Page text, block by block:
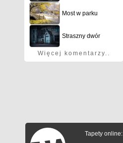
Most w parku
Straszny dwór
Więcej komentarzy..
Tapety online: